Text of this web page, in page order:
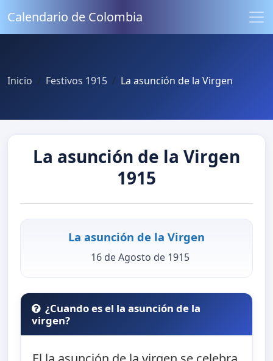
Calendario de Colombia
Inicio Festivos 1915 La asunción de la Virgen
La asunción de la Virgen
1915
La asunción de la Virgen
16 de Agosto de 1915
¿Cuando es el la asunción de la
virgen?